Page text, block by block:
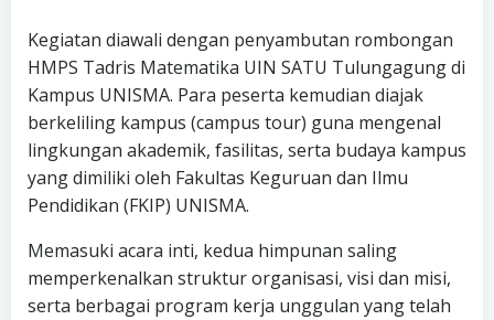
Kegiatan diawali dengan penyambutan rombongan
HMPS Tadris Matematika UIN SATU Tulungagung di
Kampus UNISMA. Para peserta kemudian diajak
berkeliling kampus (campus tour) guna mengenal
lingkungan akademik, fasilitas, serta budaya kampus
yang dimiliki oleh Fakultas Keguruan dan Ilmu
Pendidikan (FKIP) UNISMA.
Memasuki acara inti, kedua himpunan saling
memperkenalkan struktur organisasi, visi dan misi,
serta berbagai program kerja unggulan yang telah